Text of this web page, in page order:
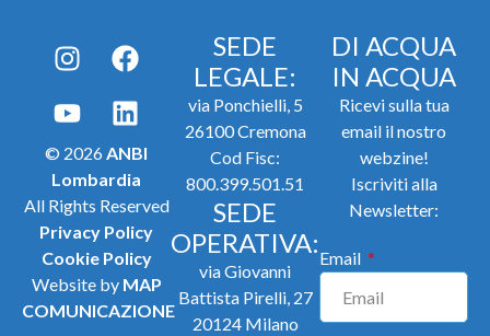
© 2026ANBI
Lombardia
All Rights Reserved
Privacy Policy
Cookie Policy
Website by MAP
COMUNICAZIONE
SEDE
LEGALE:
via Ponchielli, 5
26100 Cremona
Cod Fisc:
800.399.501.51
SEDE
OPERATIVA:
via Giovanni
Battista Pirelli, 27
20124 Milano
DI ACQUA
IN ACQUA
Ricevi sulla tua
email il nostro
webzine!
Iscriviti alla
Newsletter:
Email